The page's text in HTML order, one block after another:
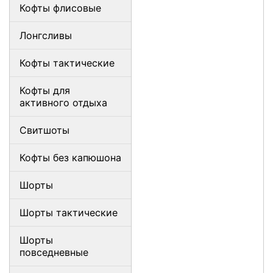
Кофты флисовые
Лонгсливы
Кофты тактические
Кофты для
активного отдыха
Свитшоты
Кофты без капюшона
Шорты
Шорты тактические
Шорты
повседневные